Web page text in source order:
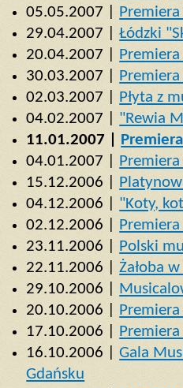
05.05.2007 |
29.04.2007 |Łódzki
20.04.2007 |
30.03.2007 |
02.03.2007 | Płyta z
04.02.2007 | "Rewia
11.01.2007 |
04.01.2007 |
15.12.2006 |
04.12.2006 | "Koty,
02.12.2006 |
23.11.2006 | Polski
22.11.2006 |Żałoba
29.10.2006 |
20.10.2006 |
17.10.2006 |
16.10.2006 |Gala
Gdańsku